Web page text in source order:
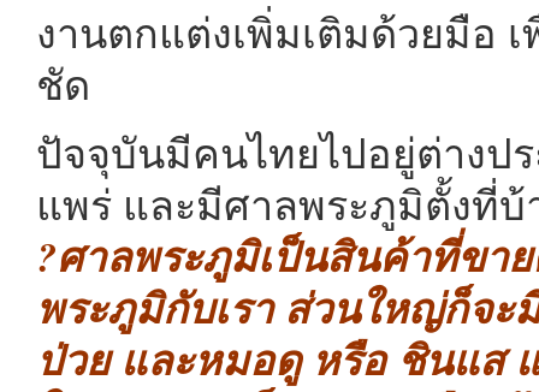
งานตกแต่งเพิ่มเติมด้วยมือ
ชัด
ปัจจุบันมีคนไทยไปอยู่ต่างปร
แพร่ และมีศาลพระภูมิตั้งที่บ้
?ศาลพระภูมิเป็นสินค้าที่ขา
พระภูมิกับเรา ส่วนใหญ่ก็จ
ป่วย และหมอดู หรือ ชินแส